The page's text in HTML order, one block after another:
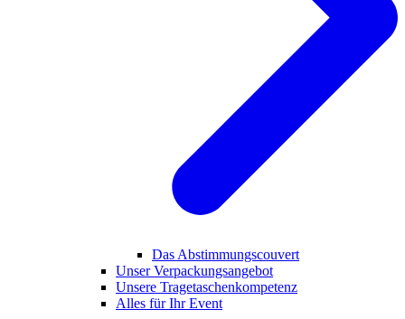
Das Abstimmungscouvert
Unser Verpackungsangebot
Unsere Tragetaschenkompetenz
Alles für Ihr Event